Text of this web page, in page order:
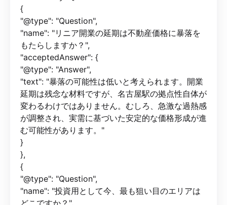
{
"@type": "Question",
"name": "リニア開業の延期は不動産価格に暴落を
もたらしますか？",
"acceptedAnswer": {
"@type": "Answer",
"text": "暴落の可能性は低いと考えられます。開業
延期は残念な材料ですが、名古屋駅の拠点性自体が
変わるわけではありません。むしろ、急激な過熱感
が調整され、実需に基づいた安定的な価格形成が進
む可能性があります。"
}
},
{
"@type": "Question",
"name": "投資用として今、最も狙い目のエリアは
どこですか？",